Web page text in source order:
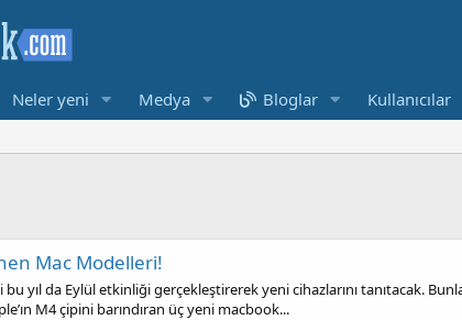
Neler yeni Medya Bloglar Kullanıcılar
Mac Modelleri!
yıl da Eylül etkinliği gerçekleştirerek yeni cihazlarını tanıtacak.
M4 çipini barındıran üç yeni macbook...